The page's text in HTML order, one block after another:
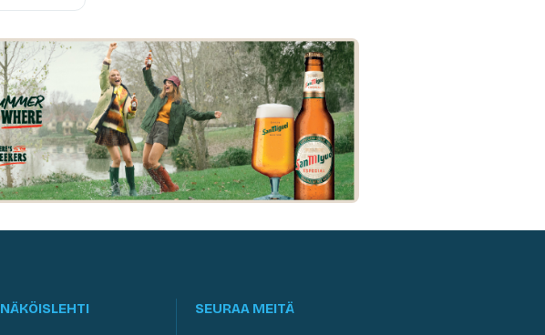
NÄKÖISLEHTI SEURAA MEITÄ